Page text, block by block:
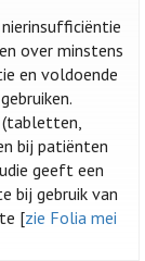
over minstens
en voldoende
(tabletten,
bij patiënten
geeft een
bij gebruik van
[zie Folia mei